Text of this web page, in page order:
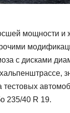
мощности
с дисками
тестовых
235/40 R 19.